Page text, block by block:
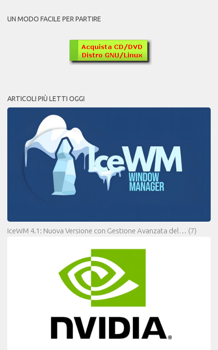
UN MODO FACILE PER PARTIRE
ARTICOLI PIÙ LETTI OGGI
IceWM 4.1: Nuova Versione con Gestione Avanzata del… (7)